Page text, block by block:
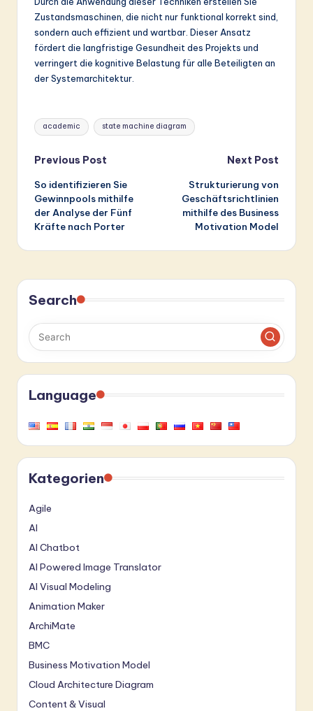
Zustandsmaschinen, die nicht nur funktional korrekt sind,
sondern auch effizient und wartbar. Dieser Ansatz
fördert die langfristige Gesundheit des Projekts und
verringert die kognitive Belastung für alle Beteiligten an
der Systemarchitektur.
Tags:
academic state machine diagram
Post
navigation
Previous Post
So identifizieren Sie
Gewinnpools mithilfe
der Analyse der Fünf
Kräfte nach Porter
Next Post
Strukturierung von
Geschäftsrichtlinien
mithilfe des Business
Motivation Model
Search
Language
Kategorien
Agile
AI
AI Chatbot
AI Powered Image Translator
AI Visual Modeling
Animation Maker
ArchiMate
BMC
Business Motivation Model
Cloud Architecture Diagram
Content & Visual